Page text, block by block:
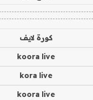
كورة لايف
koora live
kora live
koora live